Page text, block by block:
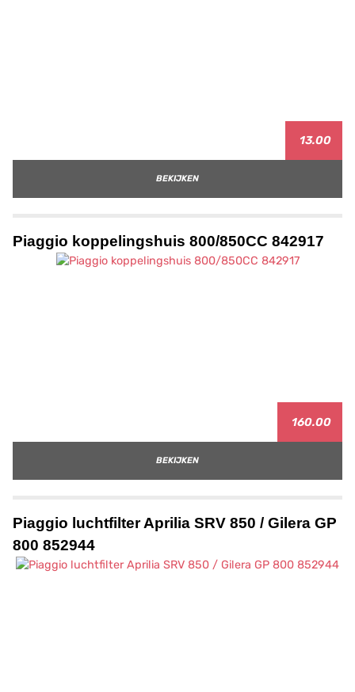
13.00
BEKIJKEN
Piaggio koppelingshuis 800/850CC 842917
160.00
BEKIJKEN
Piaggio luchtfilter Aprilia SRV 850 / Gilera GP
800 852944